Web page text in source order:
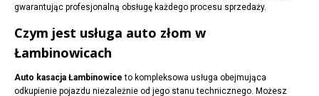
gwarantując profesjonalną obsługę każdego procesu sprzedaży.
Czym jest usługa auto złom w
Łambinowicach
Auto kasacja Łambinowice to kompleksowa usługa obejmująca
odkupienie pojazdu niezależnie od jego stanu technicznego. Możesz